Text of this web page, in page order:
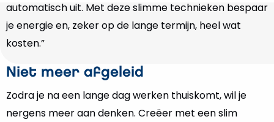
automatisch uit. Met deze slimme technieken bespaar
je energie en, zeker op de lange termijn, heel wat
kosten.”
Niet meer afgeleid
Zodra je na een lange dag werken thuiskomt, wil je
nergens meer aan denken. Creëer met een slim